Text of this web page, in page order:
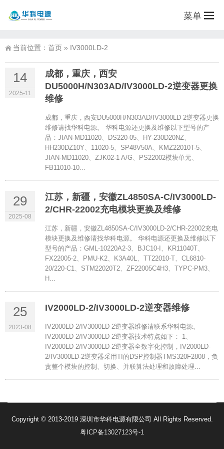
菜单
当前位置： 首页 » IV3000LD-2
14
2025-11
成都，重庆，西安
DU5000H/N303AD/IV3000LD-2逆变器更换
维修
成都，重庆，西安DU5000H/N303AD/IV3000LD-2逆变器更换
维修请找华科电源。 华科电源还更换及维修以下型号的产
品：JIAN-MD11020、DS220-05、HY-230D20NZ、
HH230DZ10Y、11020-5、SP48V50A、KMZ22010T-5、
JIAN-MD11020、ZJK02-1 A/G、PS22002模块单元、
FB11010-10...
29
2025-08
江苏，新疆，安徽ZL4850SA-C/IV3000LD-
2/CHR-22002充电模块更换及维修
江苏，新疆，安徽ZL4850SA-C/IV3000LD-2/CHR-22002充电
模块更换及维修请找华科电源。 华科电源还更换及维修以下
型号的产品：GML-10220A2-3、BJC10-I、KR11040T、
FX22005-2、PMU-K2、K3A40L、TT22010-T、CL6810-
20/220-C1、STM22020T2、ZF22005C4H3、TYPC-PM3、
H...
25
2023-08
IV2000LD-2/IV3000LD-2逆变器维修
IV2000LD-2/IV3000LD-2逆变器维修请联系华科电源。
IV2000LD-2/IV3000LD-2逆变器技术特点如下： 1、
IV2000LD-2/IV3000LD-2逆变器全数字化控制，IV2000LD-
2/IV3000LD-2逆变器采用TI的DSP控制器TMS320F2808，负
责整个模块的控制、切换、并联算法处理和故障处理...
Copyright © 2013-2019 深圳市华科电源有限公司 All Rights Reserved.
粤ICP备13027123号-1